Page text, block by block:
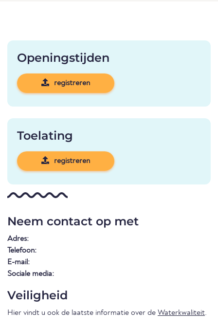
Openingstijden
registreren
Toelating
registreren
Neem contact op met
Adres:
Telefoon:
E-mail:
Sociale media:
Veiligheid
Hier vindt u ook de laatste informatie over de Waterkwaliteit.